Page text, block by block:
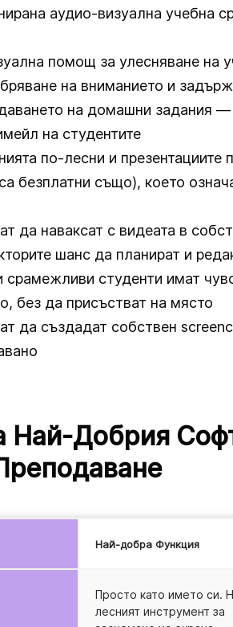
аудио-визуална учебна
помощ за улесняване на
на вниманието и
на домашни задания —
на студентите
по-лесни и
безплатни също), което
да наваксат с видеата в
шанс да планират и
срамежливи студенти имат
без да присъстват на място
да създадат собствен
Най-Добрия
Най-добра Функция
Просто като името си.
лесният инструмент за